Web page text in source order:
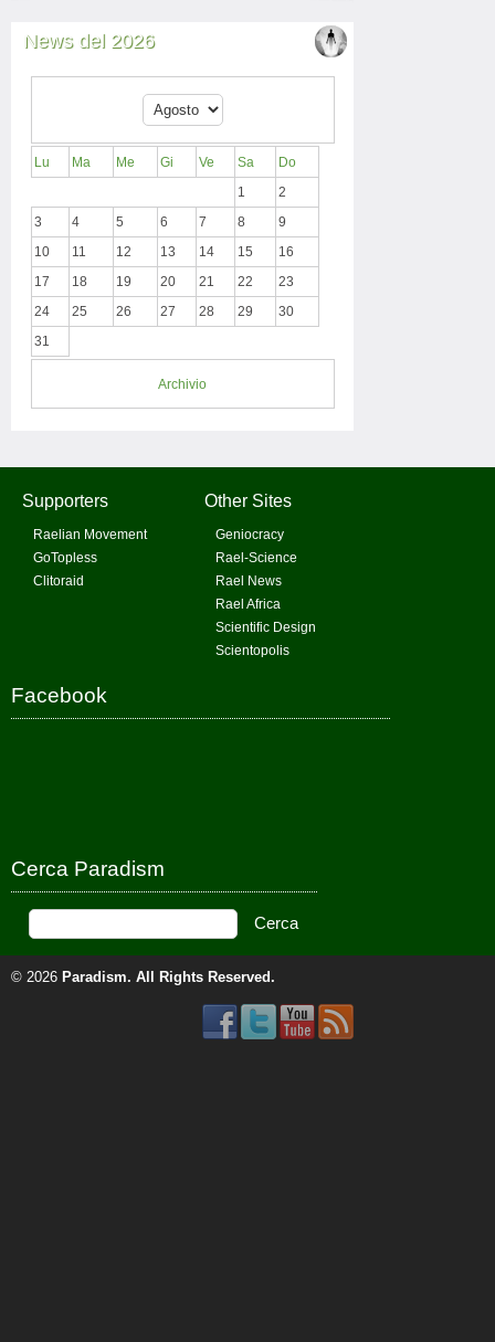
News del 2026
Lu Ma Me Gi Ve Sa
Do
1
2
3
4 5 6 7 8
9
10
11 12 13 14 15
16
17
18 19 20 21 22
23
24
25 26 27 28 29
30
31
Archivio
Supporters
Raelian Movement
GoTopless
Clitoraid
Other Sites
Geniocracy
Rael-Science
Rael News
Rael Africa
Scientific Design
Scientopolis
Facebook
Cerca Paradism
© 2026 Paradism. All Rights Reserved.